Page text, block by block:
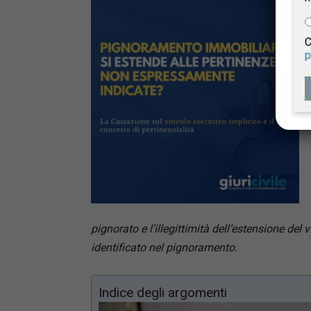
pignorato e l’illegittimità dell’estensione
identificato nel pignoramento.
Indice degli argomenti